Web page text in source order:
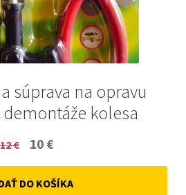
súprava na opravu
kolesa
12€
Original
price
was:
10 €
price
is:
DO KOŠÍKA